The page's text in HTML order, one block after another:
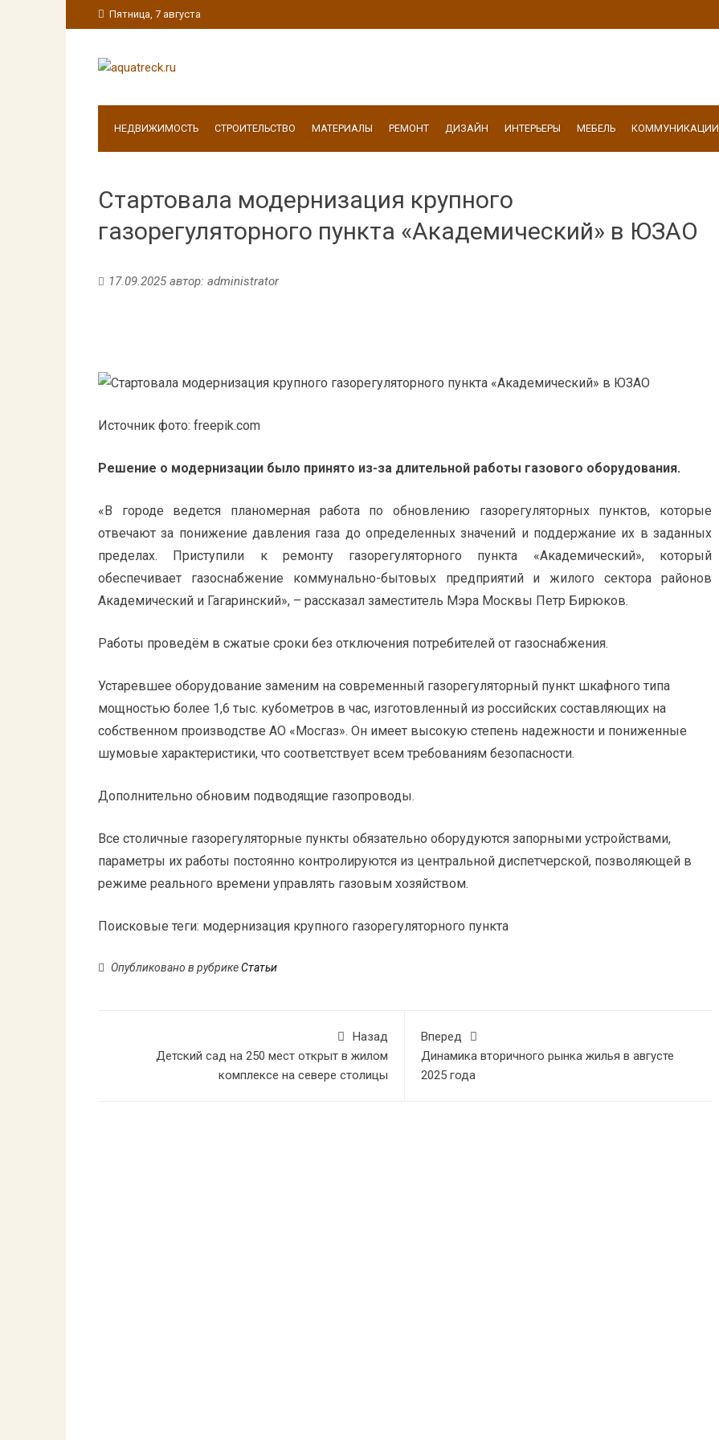
Пятница, 7 августа
НЕДВИЖИМОСТЬ СТРОИТЕЛЬСТВО МАТЕРИАЛЫ РЕМОНТ ДИЗАЙН ИНТЕРЬЕРЫ МЕБЕЛЬ КОММУНИКАЦИИ
Стартовала модернизация крупного
газорегуляторного пункта «Академический» в ЮЗАО
17.09.2025автор: administrator
Источник фото: freepik.com
Решение о модернизации было принято из-за длительной работы газового оборудования.
«В городе ведется планомерная работа по обновлению газорегуляторных пунктов, которые
отвечают за понижение давления газа до определенных значений и поддержание их в заданных
пределах. Приступили к ремонту газорегуляторного пункта «Академический», который
обеспечивает газоснабжение коммунально-бытовых предприятий и жилого сектора районов
Академический и Гагаринский», – рассказал заместитель Мэра Москвы Петр Бирюков.
Работы проведём в сжатые сроки без отключения потребителей от газоснабжения.
Устаревшее оборудование заменим на современный газорегуляторный пункт шкафного типа
мощностью более 1,6 тыс. кубометров в час, изготовленный из российских составляющих на
собственном производстве АО «Мосгаз». Он имеет высокую степень надежности и пониженные
шумовые характеристики, что соответствует всем требованиям безопасности.
Дополнительно обновим подводящие газопроводы.
Все столичные газорегуляторные пункты обязательно оборудуются запорными устройствами,
параметры их работы постоянно контролируются из центральной диспетчерской, позволяющей в
режиме реального времени управлять газовым хозяйством.
Поисковые теги: модернизация крупного газорегуляторного пункта
Опубликовано в рубрикеСтатьи
Назад
Детский сад на 250 мест открыт в жилом
комплексе на севере столицы
Вперед
Динамика вторичного рынка жилья в августе
2025 года